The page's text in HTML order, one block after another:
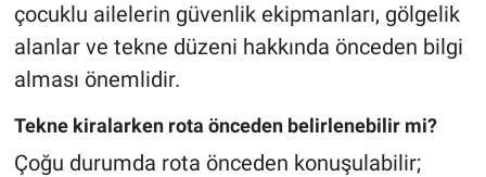
çocuklu ailelerin güvenlik ekipmanları, gölgelik
alanlar ve tekne düzeni hakkında önceden bilgi
alması önemlidir.
Tekne kiralarken rota önceden belirlenebilir mi?
Çoğu durumda rota önceden konuşulabilir;